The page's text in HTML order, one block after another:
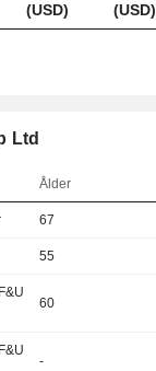
(USD)
(USD)
Ltd
Ålder
67
55
60
-